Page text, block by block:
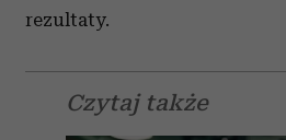
rezultaty.
Czytaj także